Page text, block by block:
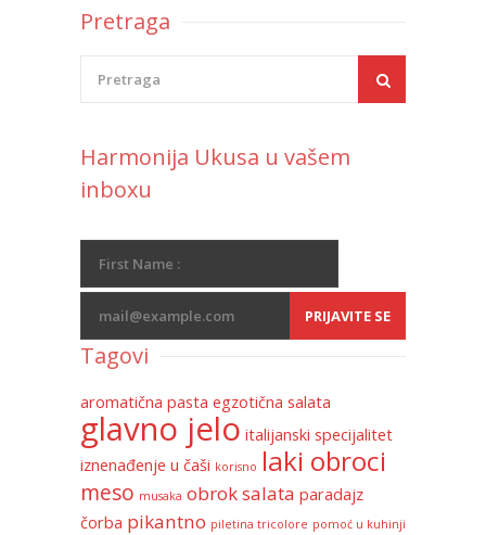
Pretraga
Harmonija Ukusa u vašem
inboxu
Tagovi
aromatična pasta egzotična salata
glavno jelo italijanski specijalitet
iznenađenje u čaši korisno laki obroci
meso musaka obrok salata paradajz
čorba pikantno piletina tricolore pomoć u kuhinji